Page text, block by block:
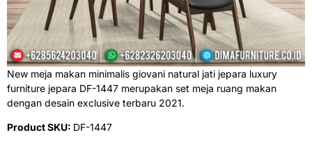
New meja makan minimalis giovani natural jati jepara luxury
furniture jepara DF-1447 merupakan set meja ruang makan
dengan desain exclusive terbaru 2021.
Product SKU: DF-1447